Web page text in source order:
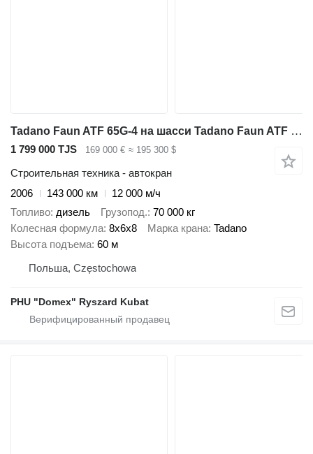
Tadano Faun ATF 65G-4 на шасси Tadano Faun ATF 65G-4
1 799 000 TJS 169 000 € ≈ 195 300 $
Строительная техника - автокран
2006
143 000 км
12 000 м/ч
Топливо дизель Грузопод. 70 000 кг
Колесная формула 8x6x8 Марка крана Tadano
Высота подъема 60 м
Польша, Częstochowa
PHU "Domex" Ryszard Kubat